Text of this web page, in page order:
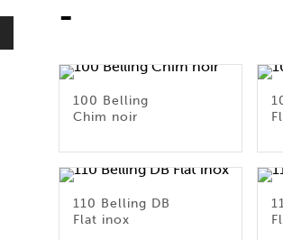
-
100 Belling
Chim noir
110 Belling DB
Flat inox